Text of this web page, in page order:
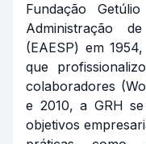
Fundação
Administração
(EAESP) em
que
colaboradores
e 2010, a GRH
objetivos